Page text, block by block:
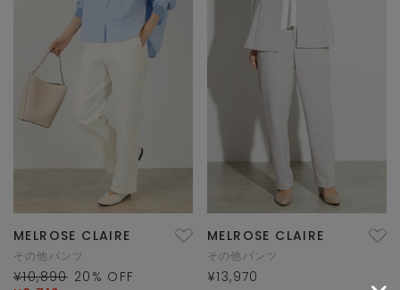
MELROSE CLAIRE
その他パンツ
¥10,890 20 % OFF
MELROSE CLAIRE
その他パンツ
¥13,970